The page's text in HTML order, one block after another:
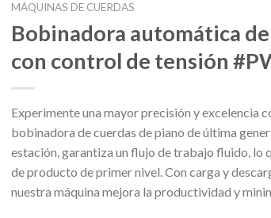
MÁQUINAS DE CUERDAS
Bobinadora automática
con control de tensión
Experimente una mayor precisión y excelencia
bobinadora de cuerdas de piano de última
estación, garantiza un flujo de trabajo fluido, lo
de producto de primer nivel. Con carga y
nuestra máquina mejora la productividad y